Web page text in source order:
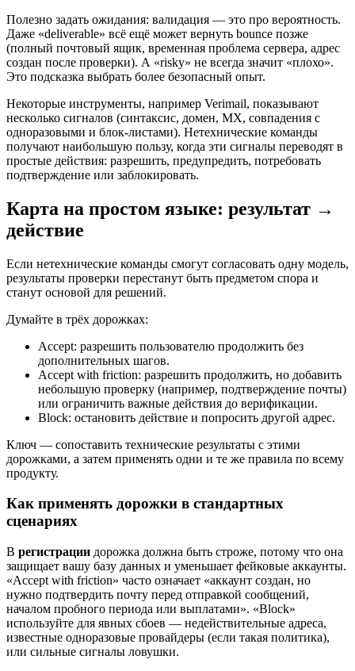
Полезно задать ожидания: валидация — это про вероятность.
Даже «deliverable» всё ещё может вернуть bounce позже
(полный почтовый ящик, временная проблема сервера, адрес
создан после проверки). А «risky» не всегда значит «плохо».
Это подсказка выбрать более безопасный опыт.
Некоторые инструменты, например Verimail, показывают
несколько сигналов (синтаксис, домен, MX, совпадения с
одноразовыми и блок‑листами). Нетехнические команды
получают наибольшую пользу, когда эти сигналы переводят в
простые действия: разрешить, предупредить, потребовать
подтверждение или заблокировать.
Карта на простом языке: результат →
действие
Если нетехнические команды смогут согласовать одну модель,
результаты проверки перестанут быть предметом спора и
станут основой для решений.
Думайте в трёх дорожках:
Accept: разрешить пользователю продолжить без
дополнительных шагов.
Accept with friction: разрешить продолжить, но добавить
небольшую проверку (например, подтверждение почты)
или ограничить важные действия до верификации.
Block: остановить действие и попросить другой адрес.
Ключ — сопоставить технические результаты с этими
дорожками, а затем применять одни и те же правила по всему
продукту.
Как применять дорожки в стандартных
сценариях
В регистрации дорожка должна быть строже, потому что она
защищает вашу базу данных и уменьшает фейковые аккаунты.
«Accept with friction» часто означает «аккаунт создан, но
нужно подтвердить почту перед отправкой сообщений,
началом пробного периода или выплатами». «Block»
используйте для явных сбоев — недействительные адреса,
известные одноразовые провайдеры (если такая политика),
или сильные сигналы ловушки.